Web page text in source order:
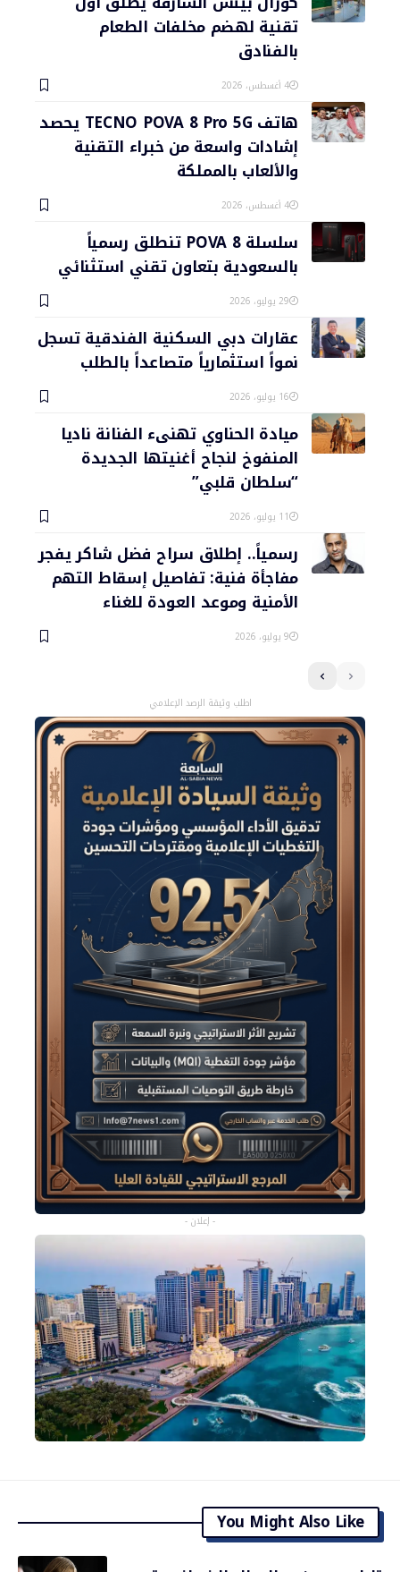
تقنية لهضم مخلفات الطعام
بالفنادق
4 أغسطس، 2026
هاتف TECNO POVA 8 Pro 5G يحصد
إشادات واسعة من خبراء التقنية
والألعاب بالمملكة
4 أغسطس، 2026
سلسلة POVA 8 تنطلق رسمياً
بالسعودية بتعاون تقني استثنائي
29 يوليو، 2026
عقارات دبي السكنية الفندقية تسجل
نمواً استثمارياً متصاعداً بالطلب
16 يوليو، 2026
ميادة الحناوي تهنىء الفنانة ناديا
المنفوخ لنجاح أغنيتها الجديدة
“سلطان قلبي”
11 يوليو، 2026
رسمياً.. إطلاق سراح فضل شاكر يفجر
مفاجأة فنية: تفاصيل إسقاط التهم
الأمنية وموعد العودة للغناء
9 يوليو، 2026
اطلب وثيقة الرصد الإعلامي
- إعلان -
You Might Also Like